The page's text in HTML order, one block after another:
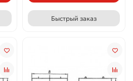
Быстрый заказ